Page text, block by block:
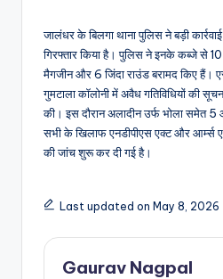
जालंधर के बिलगा थाना पुलिस ने बड़ी
गिरफ्तार किया है। पुलिस ने इनके कब्जे से 10
मैगजीन और 6 जिंदा राउंड बरामद किए हैं।
गुमटाला कॉलोनी में अवैध गतिविधियों की
की। इस दौरान अलादीन उर्फ भोला समेत 5
सभी के खिलाफ एनडीपीएस एक्ट और आर्म्स
की जांच शुरू कर दी गई है।
Last updated on May 8, 2026
Gaurav Nagpal